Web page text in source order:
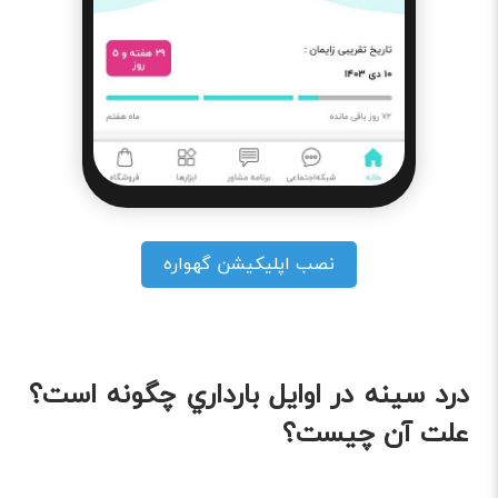
نصب اپلیکیشن گهواره
درد سينه در اوايل بارداري چگونه است؟
علت آن چیست؟